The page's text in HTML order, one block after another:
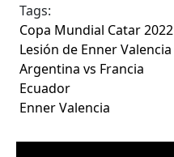
Tags:
Copa Mundial Catar 2022
Lesión de Enner Valencia
Argentina vs Francia
Ecuador
Enner Valencia